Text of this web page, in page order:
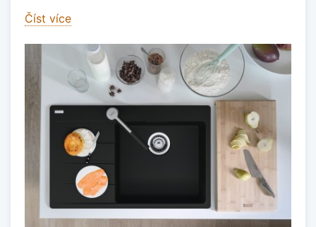
Číst více